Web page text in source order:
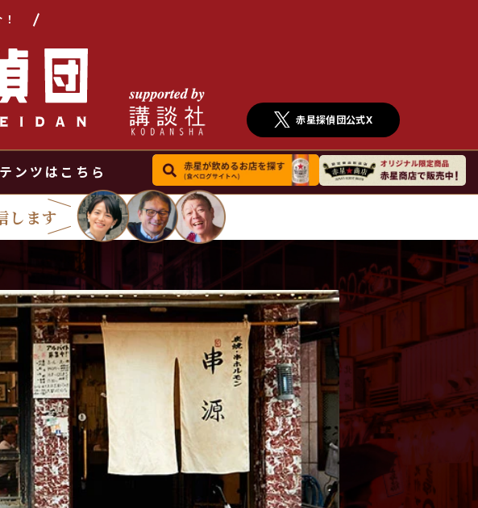
赤星探偵団公式X
ンツはこちら
します